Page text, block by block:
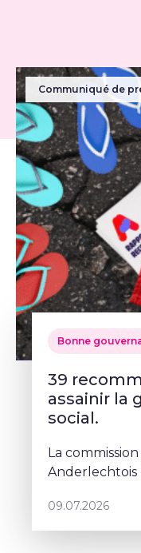
Communiqué de
Bonne
39
assainir la
social.
La
abîmé la
logement
09.07.2026